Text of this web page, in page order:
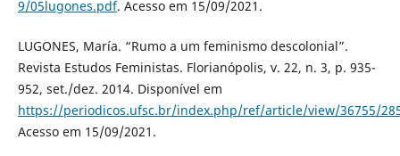
9/05lugones.pdf. Acesso em 15/09/2021.
LUGONES, María. “Rumo a um feminismo descolonial”.
Revista Estudos Feministas. Florianópolis, v. 22, n. 3, p. 935-
952, set./dez. 2014. Disponível em
https://periodicos.ufsc.br/index.php/ref/article/view/36755/
Acesso em 15/09/2021.